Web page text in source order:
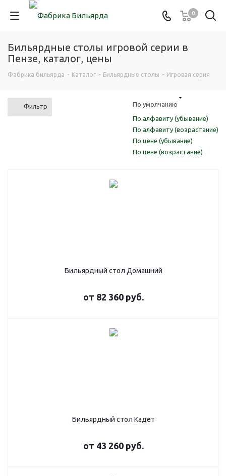
0
Бильярдные столы игровой серии в
Пензе, каталог, цены
Фабрика бильярда - Каталог - Бильярдные столы - Игровая серия
Фильтр
По умолчанию
По алфавиту (убывание)
По алфавиту (возрастание)
По цене (убывание)
По цене (возрастание)
Бильярдный стол Домашний
от 82 360 руб.
Бильярдный стол Кадет
от 43 260 руб.